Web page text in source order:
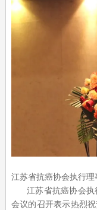
江苏省抗癌协会执行
江苏省抗癌协会执
会议的召开表示热烈